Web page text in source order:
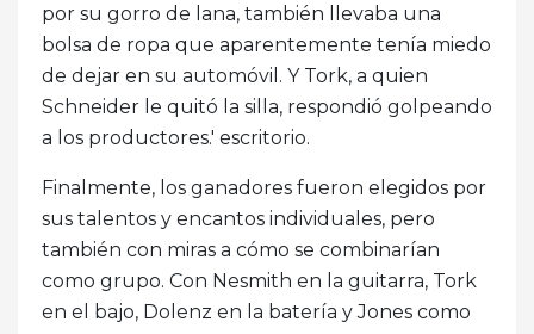
por su gorro de lana, también llevaba una
bolsa de ropa que aparentemente tenía miedo
de dejar en su automóvil. Y Tork, a quien
Schneider le quitó la silla, respondió golpeando
a los productores.' escritorio.
Finalmente, los ganadores fueron elegidos por
sus talentos y encantos individuales, pero
también con miras a cómo se combinarían
como grupo. Con Nesmith en la guitarra, Tork
en el bajo, Dolenz en la batería y Jones como